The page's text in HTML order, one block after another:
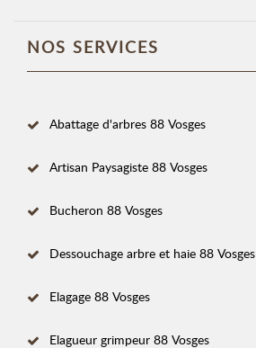
NOS SERVICES
Abattage d'arbres 88 Vosges
Artisan Paysagiste 88 Vosges
Bucheron 88 Vosges
Dessouchage arbre et haie 88 Vosges
Elagage 88 Vosges
Elagueur grimpeur 88 Vosges